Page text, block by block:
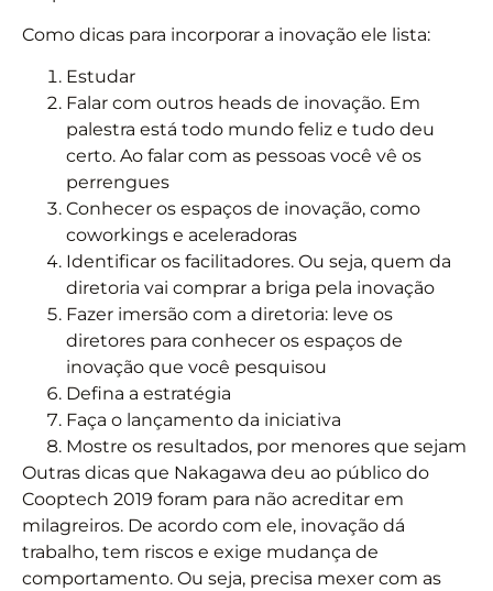
Como dicas para incorporar a inovação ele lista:
Estudar
Falar com outros heads de inovação. Em
palestra está todo mundo feliz e tudo deu
certo. Ao falar com as pessoas você vê os
perrengues
Conhecer os espaços de inovação, como
coworkings e aceleradoras
Identificar os facilitadores. Ou seja, quem da
diretoria vai comprar a briga pela inovação
Fazer imersão com a diretoria: leve os
diretores para conhecer os espaços de
inovação que você pesquisou
Defina a estratégia
Faça o lançamento da iniciativa
Mostre os resultados, por menores que sejam
Outras dicas que Nakagawa deu ao público do
Cooptech 2019 foram para não acreditar em
milagreiros. De acordo com ele, inovação dá
trabalho, tem riscos e exige mudança de
comportamento. Ou seja, precisa mexer com as